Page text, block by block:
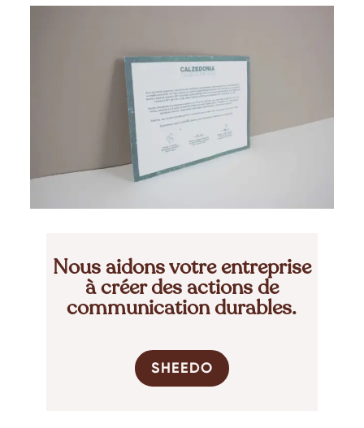
Nous aidons votre entreprise
à créer des actions de
communication durables.
SHEEDO